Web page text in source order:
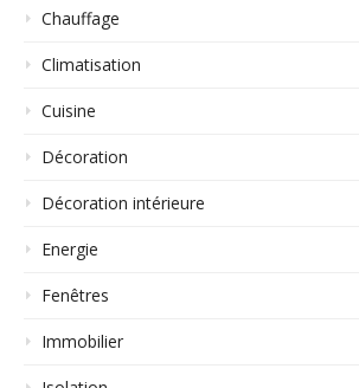
Chauffage
Climatisation
Cuisine
Décoration
Décoration intérieure
Energie
Fenêtres
Immobilier